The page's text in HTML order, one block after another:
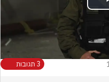
Play
Video
3 תגובות